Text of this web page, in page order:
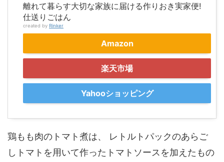
離れて暮らす大切な家族に届ける作りおき実家便!
仕送りごはん
created by Rinker
Amazon
楽天市場
Yahooショッピング
鶏もも肉のトマト煮は、 レトルトパックのあらご
しトマトを用いて作ったトマトソースを加えたもの